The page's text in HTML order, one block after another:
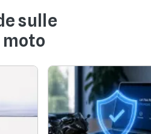
corrente bancario o
Direct Debit). È
IBAN.
sulle